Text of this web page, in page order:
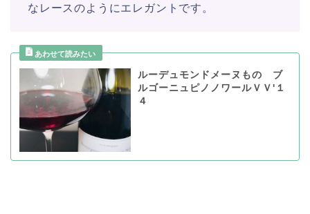
なレースのようにエレガントです。
ルーデュモンドメーヌもの ブ
ルゴーニュピノノワールＶＶ'１
４